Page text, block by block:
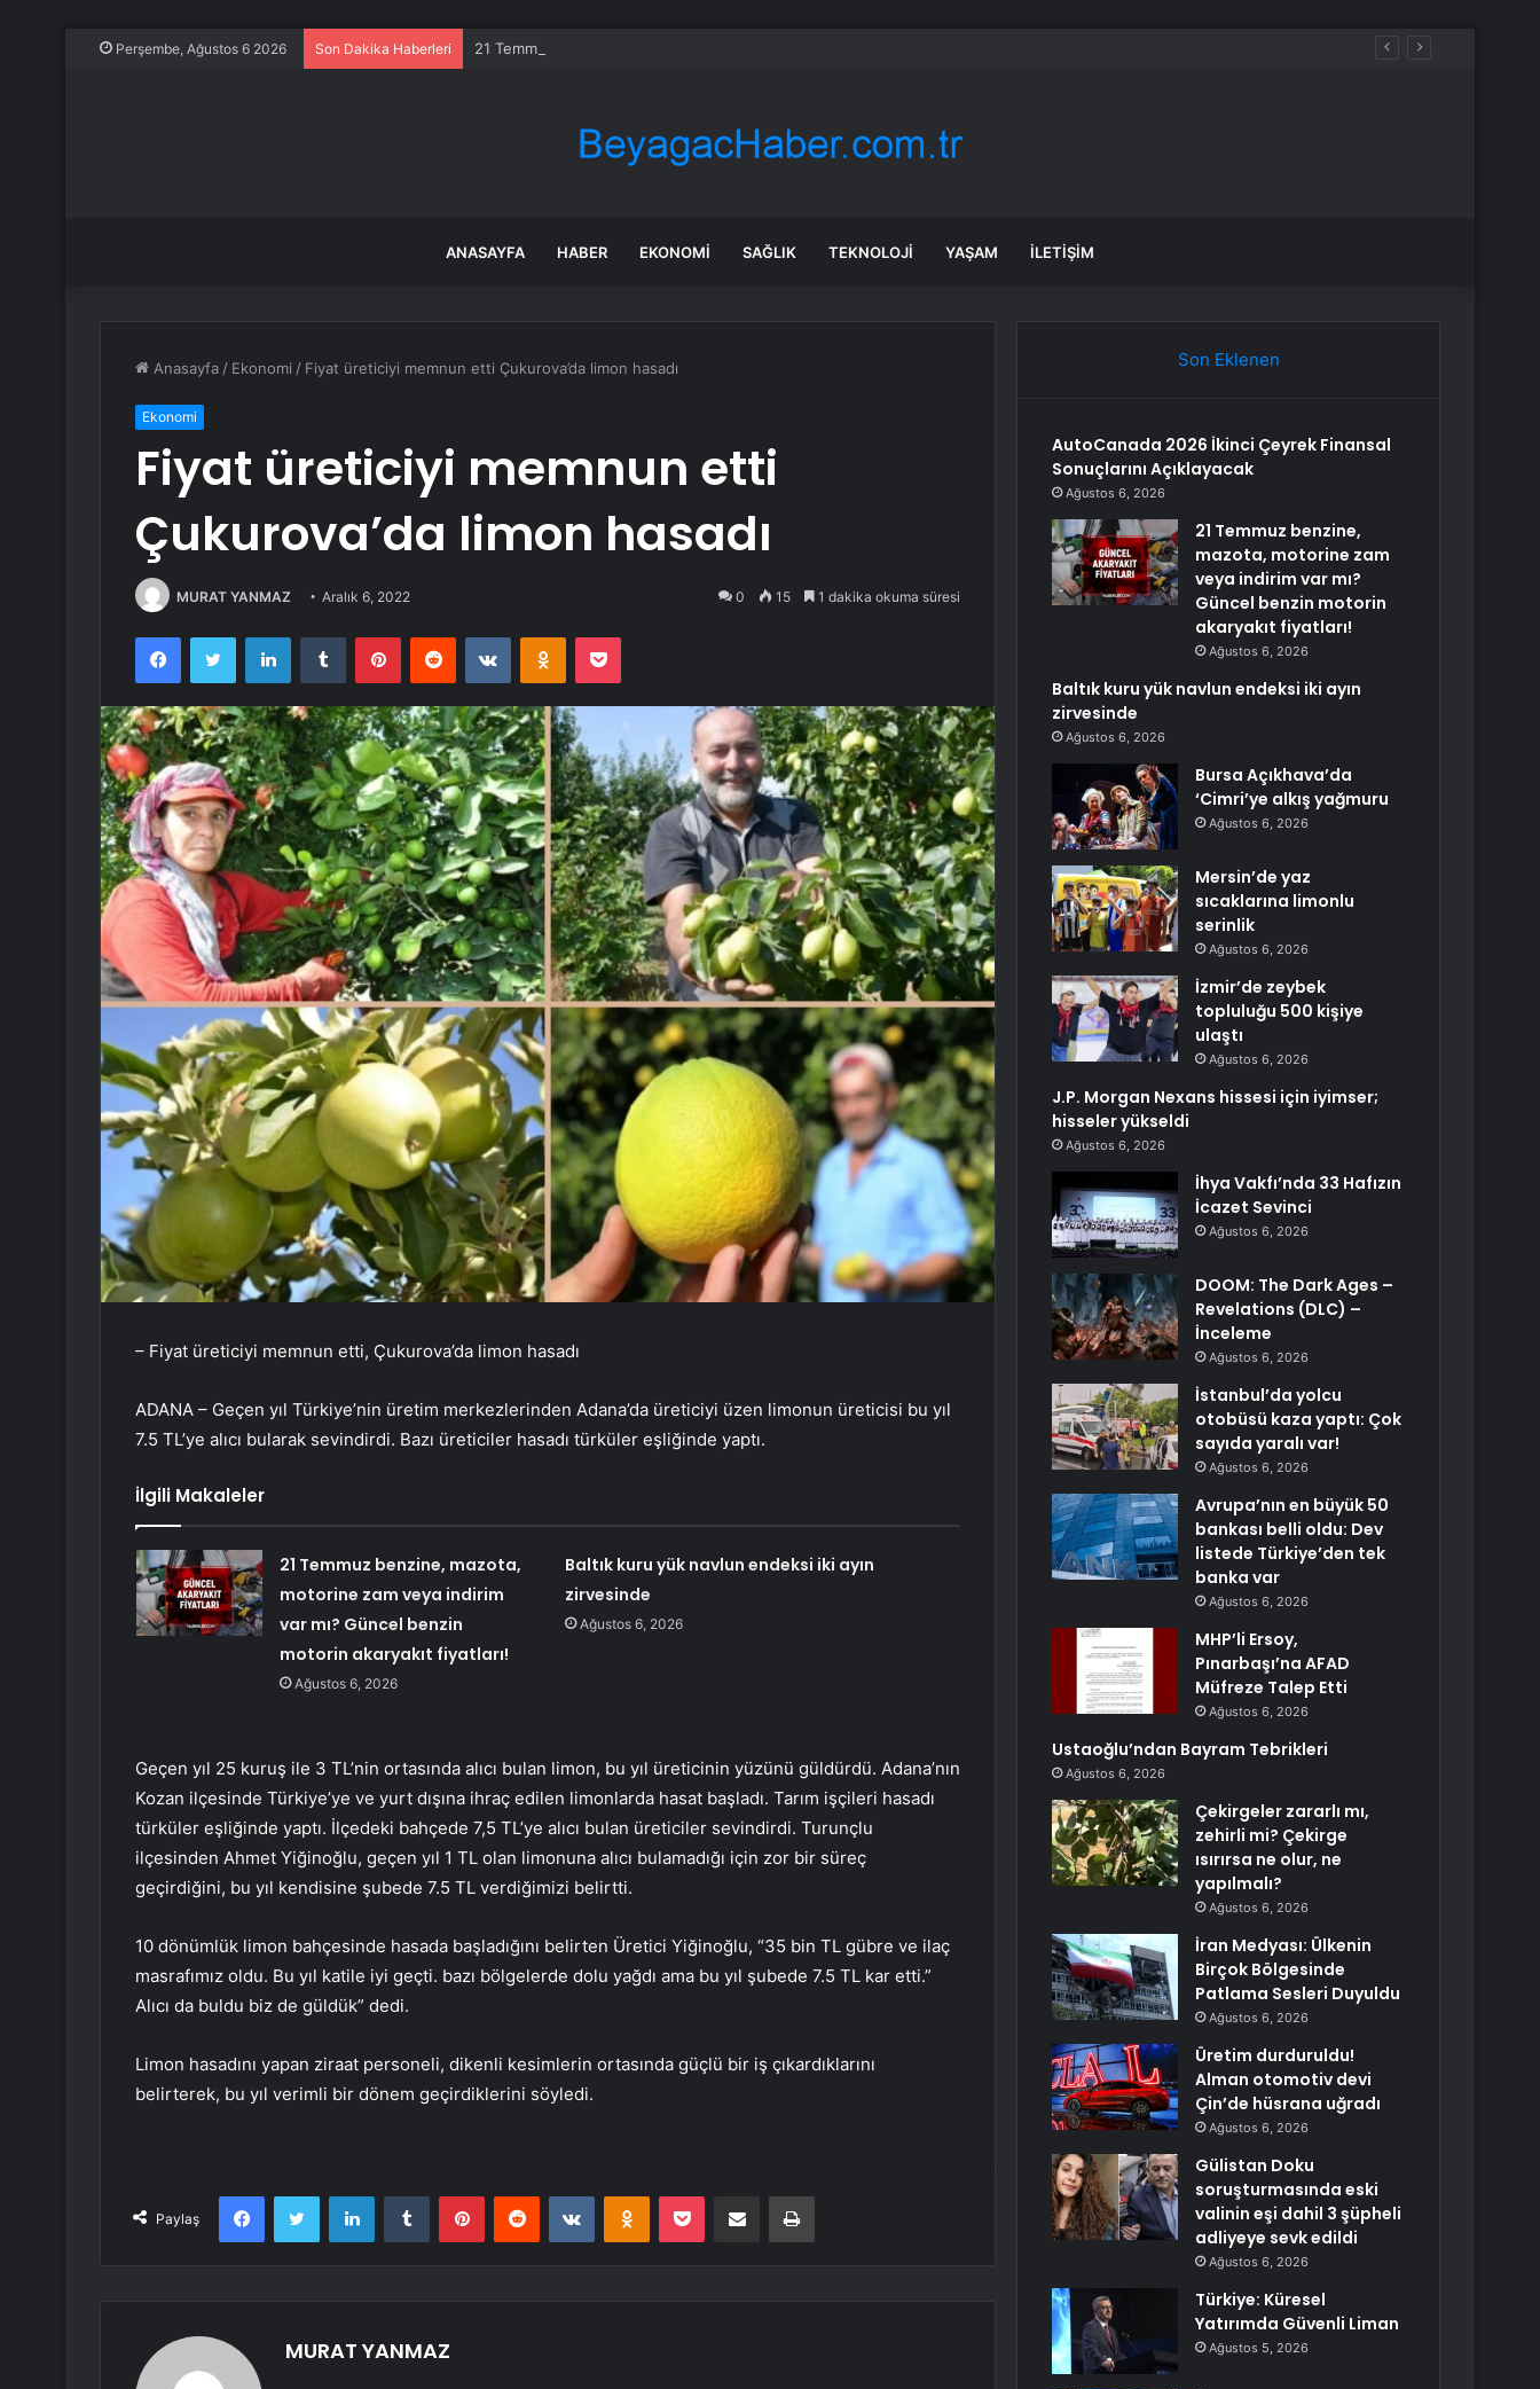
Perşembe, Ağustos 6 2026 Son Dakika Haberleri 21 Temmuz benzine, mazota, motorine zam veya indirim var mı? Güncel benzin motorin akaryakıt fiyatları!
ANASAYFA HABER EKONOMI SAĞLIK TEKNOLOJI YAŞAM İLETIŞIM
Anasayfa / Ekonomi / Fiyat üreticiyi memnun etti Çukurova’da limon hasadı
Ekonomi
Fiyat üreticiyi memnun etti
Çukurova’da limon hasadı
MURAT YANMAZ Aralık 6, 2022 0 15 1 dakika okuma süresi
FacebookTwitter LinkedInTumblr PinterestReddit VKontakteOdnoklassniki
Pocket
– Fiyat üreticiyi memnun etti, Çukurova’da limon hasadı
ADANA – Geçen yıl Türkiye’nin üretim merkezlerinden Adana’da üreticiyi üzen limonun üreticisi bu yıl
7.5 TL’ye alıcı bularak sevindirdi. Bazı üreticiler hasadı türküler eşliğinde yaptı.
İlgili Makaleler
21 Temmuz benzine, mazota,
motorine zam veya indirim
var mı? Güncel benzin
motorin akaryakıt fiyatları!
Ağustos 6, 2026
Baltık kuru yük navlun endeksi iki ayın
zirvesinde
Ağustos 6, 2026
Geçen yıl 25 kuruş ile 3 TL’nin ortasında alıcı bulan limon, bu yıl üreticinin yüzünü güldürdü. Adana’nın
Kozan ilçesinde Türkiye’ye ve yurt dışına ihraç edilen limonlarda hasat başladı. Tarım işçileri hasadı
türküler eşliğinde yaptı. İlçedeki bahçede 7,5 TL’ye alıcı bulan üreticiler sevindirdi. Turunçlu
ilçesinden Ahmet Yiğinoğlu, geçen yıl 1 TL olan limonuna alıcı bulamadığı için zor bir süreç
geçirdiğini, bu yıl kendisine şubede 7.5 TL verdiğimizi belirtti.
10 dönümlük limon bahçesinde hasada başladığını belirten Üretici Yiğinoğlu, “35 bin TL gübre ve ilaç
masrafımız oldu. Bu yıl katile iyi geçti. bazı bölgelerde dolu yağdı ama bu yıl şubede 7.5 TL kar etti.”
Alıcı da buldu biz de güldük” dedi.
Limon hasadını yapan ziraat personeli, dikenli kesimlerin ortasında güçlü bir iş çıkardıklarını
belirterek, bu yıl verimli bir dönem geçirdiklerini söyledi.
Paylaş
FacebookTwitter LinkedInTumblr PinterestReddit VKontakteOdnoklassniki
Pocket E-Posta ile paylaş Yazdır
MURAT YANMAZ
Son Eklenen
AutoCanada 2026 İkinci Çeyrek Finansal
Sonuçlarını Açıklayacak
Ağustos 6, 2026
21 Temmuz benzine,
mazota, motorine zam
veya indirim var mı?
Güncel benzin motorin
akaryakıt fiyatları!
Ağustos 6, 2026
Baltık kuru yük navlun endeksi iki ayın
zirvesinde
Ağustos 6, 2026
Bursa Açıkhava’da
‘Cimri’ye alkış yağmuru
Ağustos 6, 2026
Mersin’de yaz
sıcaklarına limonlu
serinlik
Ağustos 6, 2026
İzmir’de zeybek
topluluğu 500 kişiye
ulaştı
Ağustos 6, 2026
J.P. Morgan Nexans hissesi için iyimser;
hisseler yükseldi
Ağustos 6, 2026
İhya Vakfı’nda 33 Hafızın
İcazet Sevinci
Ağustos 6, 2026
DOOM: The Dark Ages –
Revelations (DLC) –
İnceleme
Ağustos 6, 2026
İstanbul’da yolcu
otobüsü kaza yaptı: Çok
sayıda yaralı var!
Ağustos 6, 2026
Avrupa’nın en büyük 50
bankası belli oldu: Dev
listede Türkiye’den tek
banka var
Ağustos 6, 2026
MHP’li Ersoy,
Pınarbaşı’na AFAD
Müfreze Talep Etti
Ağustos 6, 2026
Ustaoğlu’ndan Bayram Tebrikleri
Ağustos 6, 2026
Çekirgeler zararlı mı,
zehirli mi? Çekirge
ısırırsa ne olur, ne
yapılmalı?
Ağustos 6, 2026
İran Medyası: Ülkenin
Birçok Bölgesinde
Patlama Sesleri Duyuldu
Ağustos 6, 2026
Üretim durduruldu!
Alman otomotiv devi
Çin’de hüsrana uğradı
Ağustos 6, 2026
Gülistan Doku
soruşturmasında eski
valinin eşi dahil 3 şüpheli
adliyeye sevk edildi
Ağustos 6, 2026
Türkiye: Küresel
Yatırımda Güvenli Liman
Ağustos 5, 2026